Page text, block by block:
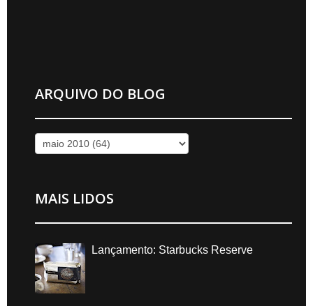
ARQUIVO DO BLOG
MAIS LIDOS
Lançamento: Starbucks Reserve